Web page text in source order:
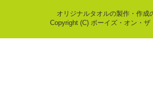
オリジナルタオルの製作・作成
Copyright (C) ボーイズ・オン・